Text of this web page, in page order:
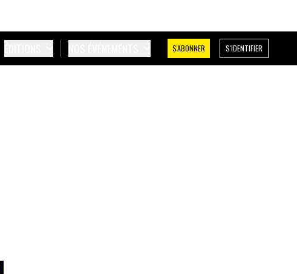
S'ABONNER S'IDENTIFIER